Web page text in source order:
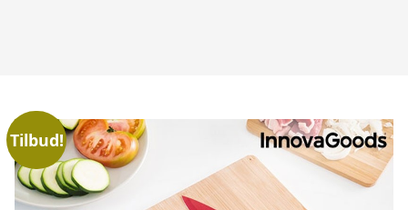
Tilbud!